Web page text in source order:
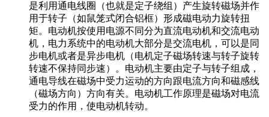
是利用通电线圈（也就是定子绕组）产生旋转磁场并作
用于转子（如鼠笼式闭合铝框）形成磁电动力旋转扭
矩。电动机按使用电源不同分为直流电动机和交流电动
机，电力系统中的电动机大部分是交流电机，可以是同
步电机或者是异步电机（电机定子磁场转速与转子旋转
转速不保持同步速）。电动机主要由定子与转子组成，
通电导线在磁场中受力运动的方向跟电流方向和磁感线
（磁场方向）方向有关。电动机工作原理是磁场对电流
受力的作用，使电动机转动。